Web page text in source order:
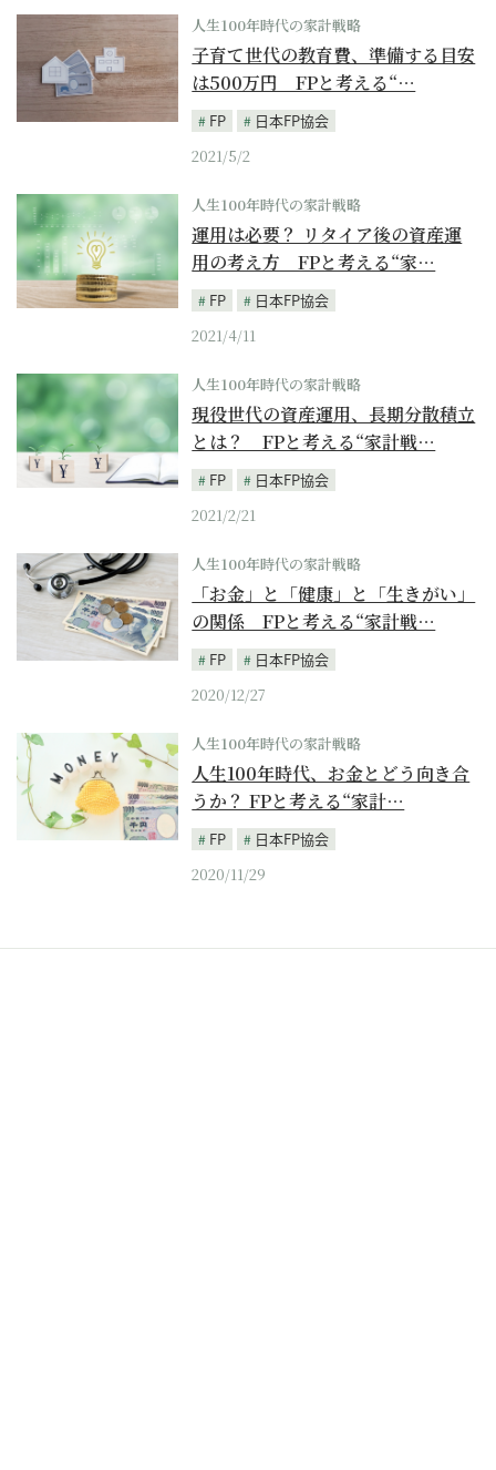
人生100年時代の家計戦略
子育て世代の教育費、準備する目安
は500万円 FPと考える“…
FP
日本FP協会
2021/5/2
人生100年時代の家計戦略
運用は必要？ リタイア後の資産運
用の考え方 FPと考える“家…
FP
日本FP協会
2021/4/11
人生100年時代の家計戦略
現役世代の資産運用、長期分散積立
とは？ FPと考える“家計戦…
FP
日本FP協会
2021/2/21
人生100年時代の家計戦略
「お金」と「健康」と「生きがい」
の関係 FPと考える“家計戦…
FP
日本FP協会
2020/12/27
人生100年時代の家計戦略
人生100年時代、お金とどう向き合
うか？ FPと考える“家計…
FP
日本FP協会
2020/11/29